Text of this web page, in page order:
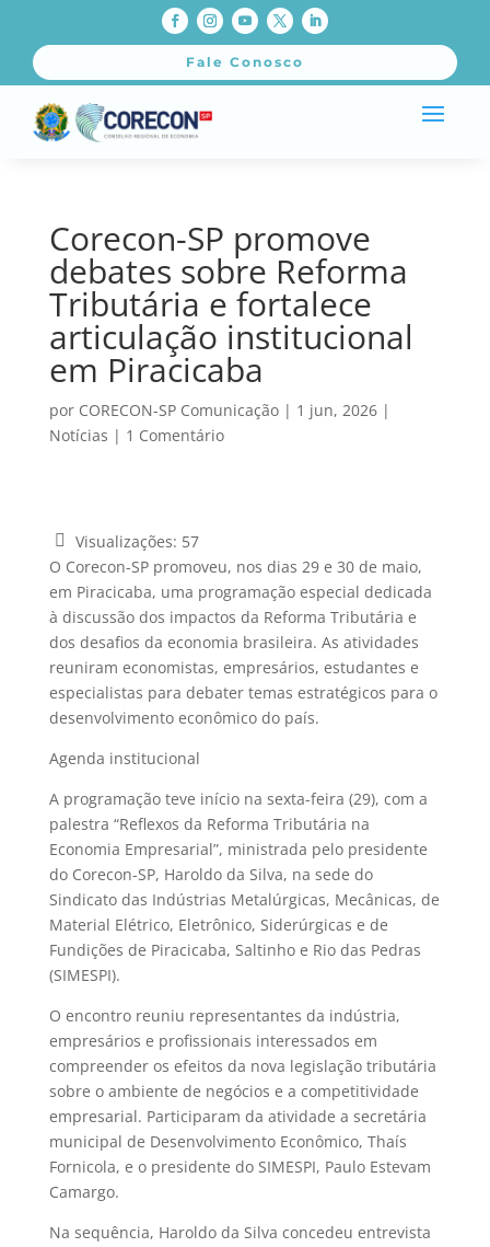
Fale Conosco
Corecon-SP promove
debates sobre Reforma
Tributária e fortalece
articulação institucional
em Piracicaba
por CORECON-SP Comunicação| 1 jun, 2026|
Notícias | 1 Comentário
Visualizações: 57
O Corecon-SP promoveu, nos dias 29 e 30 de maio,
em Piracicaba, uma programação especial dedicada
à discussão dos impactos da Reforma Tributária e
dos desafios da economia brasileira. As atividades
reuniram economistas, empresários, estudantes e
especialistas para debater temas estratégicos para o
desenvolvimento econômico do país.
Agenda institucional
A programação teve início na sexta-feira (29), com a
palestra “Reflexos da Reforma Tributária na
Economia Empresarial”, ministrada pelo presidente
do Corecon-SP, Haroldo da Silva, na sede do
Sindicato das Indústrias Metalúrgicas, Mecânicas, de
Material Elétrico, Eletrônico, Siderúrgicas e de
Fundições de Piracicaba, Saltinho e Rio das Pedras
(SIMESPI).
O encontro reuniu representantes da indústria,
empresários e profissionais interessados em
compreender os efeitos da nova legislação tributária
sobre o ambiente de negócios e a competitividade
empresarial. Participaram da atividade a secretária
municipal de Desenvolvimento Econômico, Thaís
Fornicola, e o presidente do SIMESPI, Paulo Estevam
Camargo.
Na sequência, Haroldo da Silva concedeu entrevista